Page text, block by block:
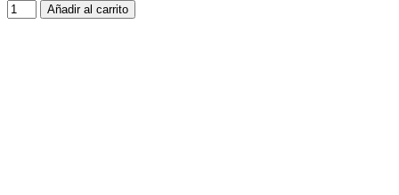
Añadir al carrito